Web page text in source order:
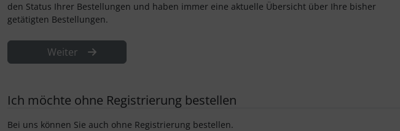
den Status Ihrer Bestellungen und haben immer eine aktuelle Übersicht über Ihre bisher
getätigten Bestellungen.
Weiter
Ich möchte ohne Registrierung bestellen
Bei uns können Sie auch ohne Registrierung bestellen.